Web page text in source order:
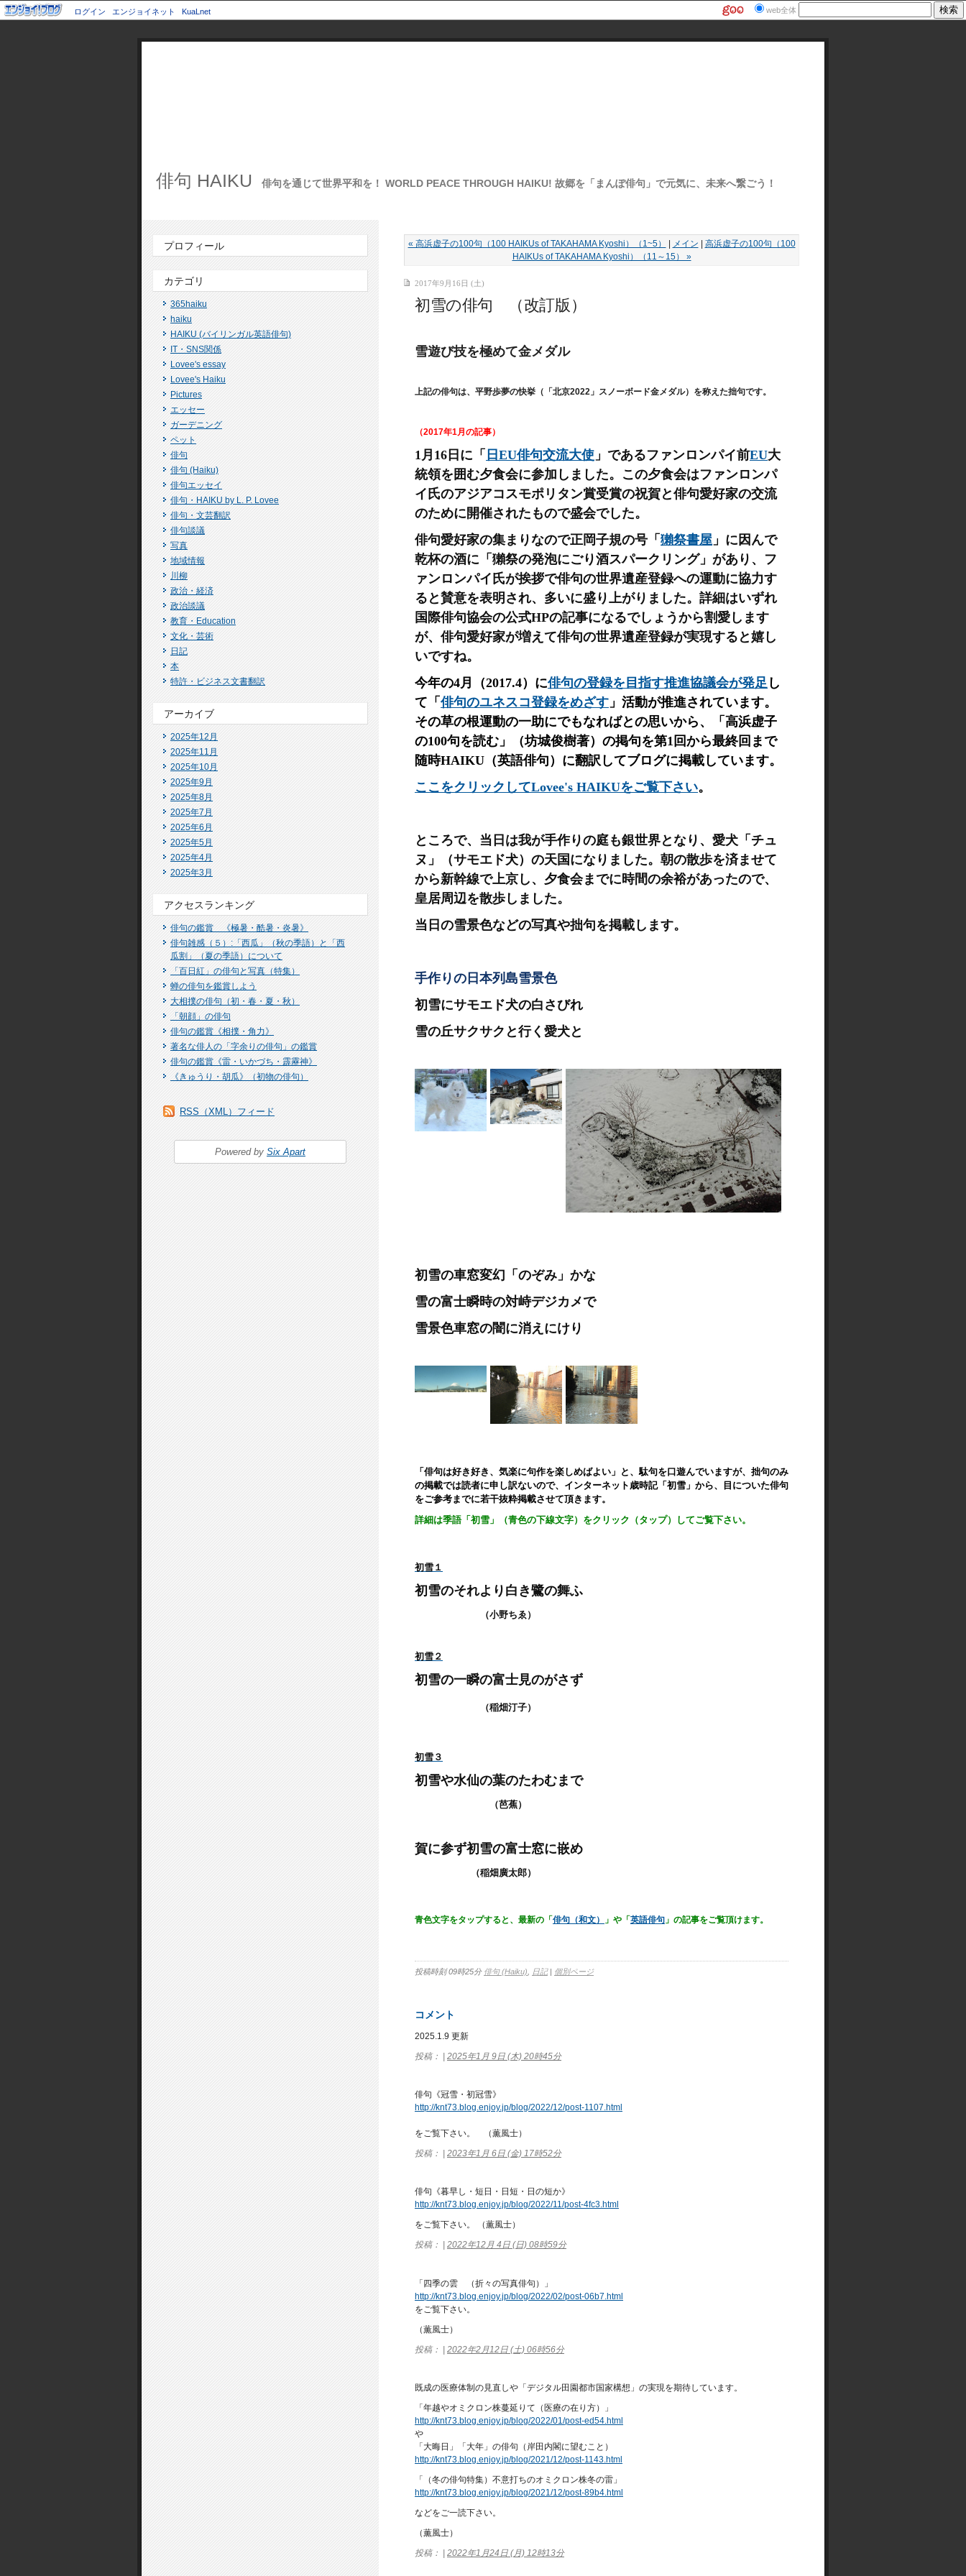
ログイン エンジョイネット KuaLnet web全体
俳句 HAIKU 俳句を通じて世界平和を！ WORLD PEACE THROUGH HAIKU! 故郷を「まんぽ俳句」で元気に、未来へ繋ごう！
プロフィール
カテゴリ
365haiku
haiku
HAIKU (バイリンガル英語俳句)
IT・SNS関係
Lovee's essay
Lovee's Haiku
Pictures
エッセー
ガーデニング
ペット
俳句
俳句 (Haiku)
俳句エッセイ
俳句・HAIKU by L. P. Lovee
俳句・文芸翻訳
俳句談議
写真
地域情報
川柳
政治・経済
政治談議
教育・Education
文化・芸術
日記
本
特許・ビジネス文書翻訳
アーカイブ
2025年12月
2025年11月
2025年10月
2025年9月
2025年8月
2025年7月
2025年6月
2025年5月
2025年4月
2025年3月
アクセスランキング
俳句の鑑賞 《極暑・酷暑・炎暑》
俳句雑感（５）:「西瓜」（秋の季語）と「西
瓜割」（夏の季語）について
「百日紅」の俳句と写真（特集）
蝉の俳句を鑑賞しよう
大相撲の俳句（初・春・夏・秋）
「朝顔」の俳句
俳句の鑑賞《相撲・角力》
著名な俳人の「字余りの俳句」の鑑賞
俳句の鑑賞《雷・いかづち・霹靂神》
《きゅうり・胡瓜》（初物の俳句）
RSS（XML）フィード
Powered by Six Apart
« 高浜虚子の100句（100 HAIKUs of TAKAHAMA Kyoshi）（1~5） メイン
高浜虚子の100句（100
HAIKUs of TAKAHAMA Kyoshi）（11～15） »
2017年9月16日 (土)
初雪の俳句 （改訂版）
雪遊び技を極めて金メダル
上記の俳句は、平野歩夢の快挙（「北京2022 」スノーボード金メダル）を称えた拙句です。
（2017年1月の記事）
1月16日に「 日EU俳句交流大使 」であるファンロンパイ前EU大
統領を囲む夕食会に参加しました。この夕食会はファンロンパ
イ氏のアジアコスモポリタン賞受賞の祝賀と俳句愛好家の交流
のために開催されたもので盛会でした。
俳句愛好家の集まりなので正岡子規の号「 獺祭書屋 」に因んで
乾杯の酒に「獺祭の発泡にごり酒スパークリング」があり、フ
ァンロンパイ氏が挨拶で俳句の世界遺産登録への運動に協力す
ると賛意を表明され、多いに盛り上がりました。詳細はいずれ
国際俳句協会の公式HPの記事になるでしょうから割愛します
が、俳句愛好家が増えて俳句の世界遺産登録が実現すると嬉し
いですね。
今年の4月（2017.4）に俳句の登録を目指す推進協議会が発足 し
て「 俳句のユネスコ登録をめざす 」活動が推進されています。
その草の根運動の一助にでもなればとの思いから、「高浜虚子
の100句を読む」（坊城俊樹著）の掲句を第1回から最終回まで
随時HAIKU（英語俳句）に翻訳してブログに掲載しています。
ここをクリックしてLovee's HAIKUをご覧下さい。
ところで、当日は我が手作りの庭も銀世界となり、愛犬「チュ
ヌ」（サモエド犬）の天国になりました。朝の散歩を済ませて
から新幹線で上京し、夕食会までに時間の余裕があったので、
皇居周辺を散歩しました。
当日の雪景色などの写真や拙句を掲載します。
手作りの日本列島雪景色
初雪にサモエド犬の白さびれ
雪の丘サクサクと行く愛犬と
初雪の車窓変幻「のぞみ」かな
雪の富士瞬時の対峙デジカメで
雪景色車窓の闇に消えにけり
「俳句は好き好き、気楽に句作を楽しめばよい」と、駄句を口遊んでいますが、拙句のみ
の掲載では読者に申し訳ないので、インターネット歳時記「初雪」から、目についた俳句
をご参考までに若干抜粋掲載させて頂きます。
詳細は季語「初雪」（青色の下線文字） をクリック（タップ）してご覧下さい。
初雪１
初雪のそれより白き鷺の舞ふ
（小野ちゑ）
初雪２
初雪の一瞬の富士見のがさず
（稲畑汀子）
初雪３
初雪や水仙の葉のたわむまで
（芭蕉）
賀に参ず初雪の富士窓に嵌め
（稲畑廣太郎）
青色文字をタップすると、最新の「 俳句（和文） 」や「 英語俳句 」の記事をご覧頂けます。
投稿時刻 09時25分 俳句 (Haiku) 日記 個別ページ
コメント
2025.1.9 更新
投稿： | 2025年1月 9日 (木) 20時45分
俳句《冠雪・初冠雪》
http://knt73.blog.enjoy.jp/blog/2022/12/post-1107.html
をご覧下さい。 （薫風士）
投稿： | 2023年1月 6日 (金) 17時52分
俳句《暮早し・短日・日短・日の短か》
http://knt73.blog.enjoy.jp/blog/2022/11/post-4fc3.html
をご覧下さい。 （薫風士）
投稿： | 2022年12月 4日 (日) 08時59分
「四季の雲 （折々の写真俳句）」
http://knt73.blog.enjoy.jp/blog/2022/02/post-06b7.html
をご覧下さい。
（薫風士）
投稿： | 2022年2月12日 (土) 06時56分
既成の医療体制の見直しや「デジタル田園都市国家構想」の実現を期待しています。
「年越やオミクロン株蔓延りて（医療の在り方）」
http://knt73.blog.enjoy.jp/blog/2022/01/post-ed54.html
や
「大晦日」「大年」の俳句（岸田内閣に望むこと）
http://knt73.blog.enjoy.jp/blog/2021/12/post-1143.html
「（冬の俳句特集）不意打ちのオミクロン株冬の雷」
http://knt73.blog.enjoy.jp/blog/2021/12/post-89b4.html
などをご一読下さい。
（薫風士）
投稿： | 2022年1月24日 (月) 12時13分